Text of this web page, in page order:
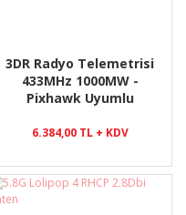
3DR Radyo Telemetrisi
433MHz 1000MW -
Pixhawk Uyumlu
6.384,00 TL + KDV